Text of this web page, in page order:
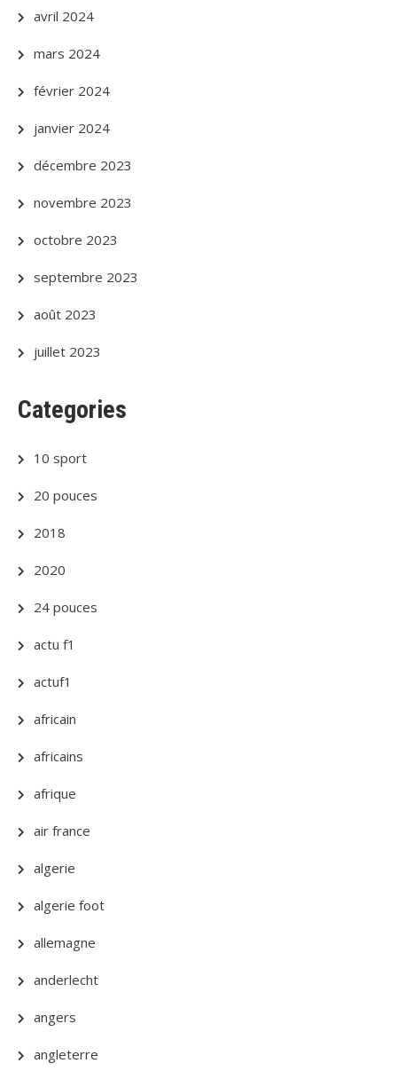
avril 2024
mars 2024
février 2024
janvier 2024
décembre 2023
novembre 2023
octobre 2023
septembre 2023
août 2023
juillet 2023
Categories
10 sport
20 pouces
2018
2020
24 pouces
actu f1
actuf1
africain
africains
afrique
air france
algerie
algerie foot
allemagne
anderlecht
angers
angleterre